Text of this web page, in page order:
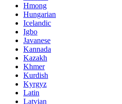
Hmong
Hungarian
Icelandic
Igbo
Javanese
Kannada
Kazakh
Khmer
Kurdish
Kyrgyz
Latin
Latvian